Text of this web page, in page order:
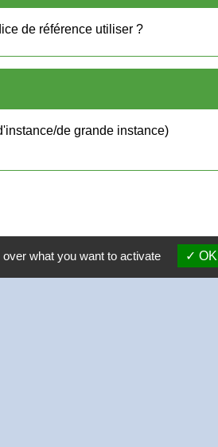
de référence utiliser ?
de grande instance)
what you want to activate